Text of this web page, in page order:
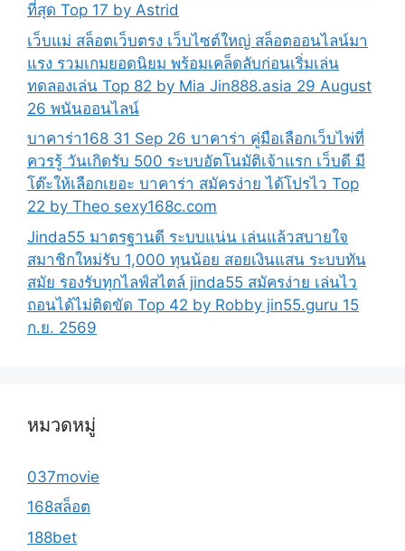
ที่สุด Top 17 by Astrid
เว็บแม่ สล็อตเว็บตรง เว็บไซต์ใหญ่ สล็อตออนไลน์มา
แรง รวมเกมยอดนิยม พร้อมเคล็ดลับก่อนเริ่มเล่น
ทดลองเล่น Top 82 by Mia Jin888.asia 29 August
26 พนันออนไลน์
บาคาร่า168 31 Sep 26 บาคาร่า คู่มือเลือกเว็บไพ่ที่
ควรรู้ วันเกิดรับ 500 ระบบอัตโนมัติเจ้าแรก เว็บดี มี
โต๊ะให้เลือกเยอะ บาคาร่า สมัครง่าย ได้โปรไว Top
22 by Theo sexy168c.com
Jinda55 มาตรฐานดี ระบบแน่น เล่นแล้วสบายใจ
สมาชิกใหม่รับ 1,000 ทุนน้อย สอยเงินแสน ระบบทัน
สมัย รองรับทุกไลฟ์สไตล์ jinda55 สมัครง่าย เล่นไว
ถอนได้ไม่ติดขัด Top 42 by Robby jin55.guru 15
ก.ย. 2569
หมวดหมู่
037movie
168สล็อต
188bet